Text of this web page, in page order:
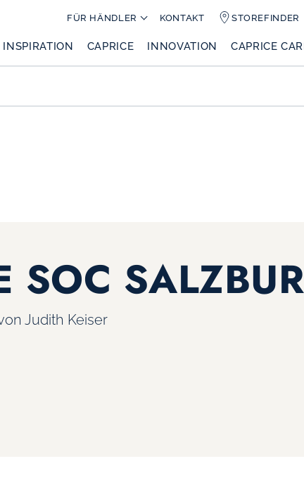
INSPIRATION CAPRICE INNOVATION CAPRICE
FÜR HÄNDLER KONTAKT STOREFINDER
SOC
Judith Keiser